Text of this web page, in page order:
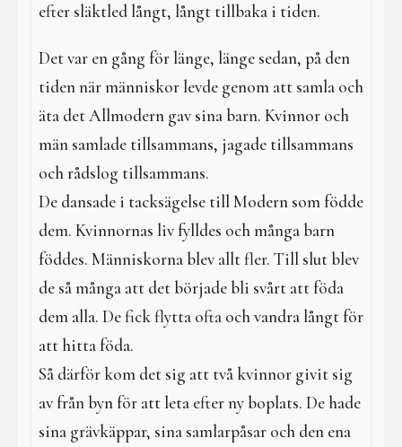
efter släktled långt, långt tillbaka i tiden.
Det var en gång för länge, länge sedan, på den
tiden när människor levde genom att samla och
äta det Allmodern gav sina barn. Kvinnor och
män samlade tillsammans, jagade tillsammans
och rådslog tillsammans.
De dansade i tacksägelse till Modern som födde
dem. Kvinnornas liv fylldes och många barn
föddes. Människorna blev allt fler. Till slut blev
de så många att det började bli svårt att föda
dem alla. De fick flytta ofta och vandra långt för
att hitta föda.
Så därför kom det sig att två kvinnor givit sig
av från byn för att leta efter ny boplats. De hade
sina grävkäppar, sina samlarpåsar och den ena